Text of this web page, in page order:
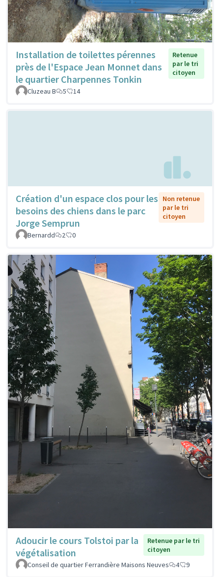
Installation de toilettes pérennes
près de l'Espace Jean Monnet dans
le quartier Charpennes Tonkin
Retenue
par le tri
citoyen
Cluzeau B 5 14
Création d'un espace clos pour les
besoins des chiens dans le parc
Jorge Semprun
Non retenue
par le tri
citoyen
Bernardd 2 0
Adoucir le cours Tolstoi par la
végétalisation
Retenue par le tri
citoyen
Conseil de quartier Ferrandière Maisons Neuves
4 9